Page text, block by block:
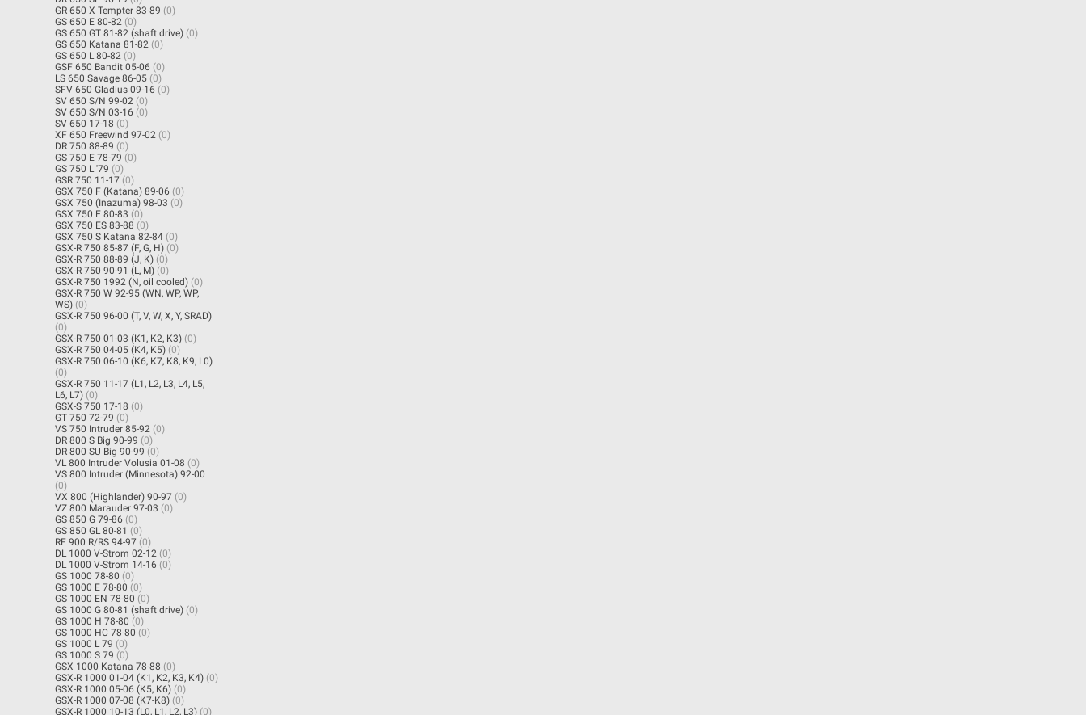
GR 650 X Tempter 83-89 (0)
GS 650 E 80-82 (0)
GS 650 GT 81-82 (shaft drive) (0)
GS 650 Katana 81-82 (0)
GS 650 L 80-82 (0)
GSF 650 Bandit 05-06 (0)
LS 650 Savage 86-05 (0)
SFV 650 Gladius 09-16 (0)
SV 650 S/N 99-02 (0)
SV 650 S/N 03-16 (0)
SV 650 17-18 (0)
XF 650 Freewind 97-02 (0)
DR 750 88-89 (0)
GS 750 E 78-79 (0)
GS 750 L '79 (0)
GSR 750 11-17 (0)
GSX 750 F (Katana) 89-06 (0)
GSX 750 (Inazuma) 98-03 (0)
GSX 750 E 80-83 (0)
GSX 750 ES 83-88 (0)
GSX 750 S Katana 82-84 (0)
GSX-R 750 85-87 (F, G, H) (0)
GSX-R 750 88-89 (J, K) (0)
GSX-R 750 90-91 (L, M) (0)
GSX-R 750 1992 (N, oil cooled) (0)
GSX-R 750 W 92-95 (WN, WP, WP,
WS) (0)
GSX-R 750 96-00 (T, V, W, X, Y, SRAD)
(0)
GSX-R 750 01-03 (K1, K2, K3) (0)
GSX-R 750 04-05 (K4, K5) (0)
GSX-R 750 06-10 (K6, K7, K8, K9, L0)
(0)
GSX-R 750 11-17 (L1, L2, L3, L4, L5,
L6, L7) (0)
GSX-S 750 17-18 (0)
GT 750 72-79 (0)
VS 750 Intruder 85-92 (0)
DR 800 S Big 90-99 (0)
DR 800 SU Big 90-99 (0)
VL 800 Intruder Volusia 01-08 (0)
VS 800 Intruder (Minnesota) 92-00
(0)
VX 800 (Highlander) 90-97 (0)
VZ 800 Marauder 97-03 (0)
GS 850 G 79-86 (0)
GS 850 GL 80-81 (0)
RF 900 R/RS 94-97 (0)
DL 1000 V-Strom 02-12 (0)
DL 1000 V-Strom 14-16 (0)
GS 1000 78-80 (0)
GS 1000 E 78-80 (0)
GS 1000 EN 78-80 (0)
GS 1000 G 80-81 (shaft drive) (0)
GS 1000 H 78-80 (0)
GS 1000 HC 78-80 (0)
GS 1000 L 79 (0)
GS 1000 S 79 (0)
GSX 1000 Katana 78-88 (0)
GSX-R 1000 01-04 (K1, K2, K3, K4) (0)
GSX-R 1000 05-06 (K5, K6) (0)
GSX-R 1000 07-08 (K7-K8) (0)
GSX-R 1000 10-13 (L0, L1, L2, L3) (0)